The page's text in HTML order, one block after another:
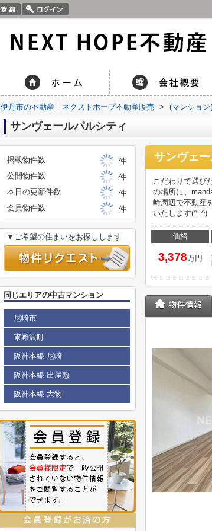
伊丹市の不動産｜ネクストホープ不動産販売 > (マンショ
サンヴェールパルシティ
サンヴェ
こだわりで選び
の場所に、
崎周辺で不動産
いたします(^_^)
価格
3,378万円
掲載物件数
件
公開物件数
件
本日の更新件数
件
会員物件数
件
▼ご希望の住まいをお探しします
同じエリアの中古マンション
尼崎市
東難波町
阪神本線 尼崎
阪神本線 出屋敷
阪神本線 大物